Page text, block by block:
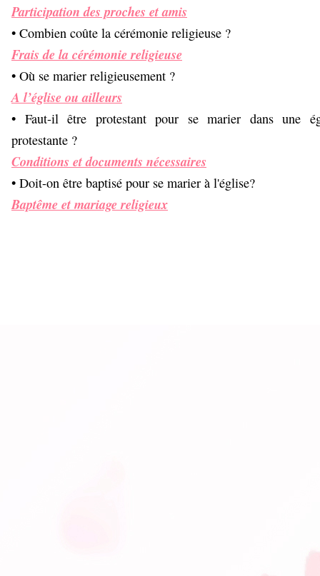
Participation des proches et amis
• Combien coûte la cérémonie religieuse ?
Frais de la cérémonie religieuse
• Où se marier religieusement ?
A l’église ou ailleurs
• Faut-il être protestant pour se marier dans une
protestante ?
Conditions et documents nécessaires
• Doit-on être baptisé pour se marier à l'église?
Baptême et mariage religieux